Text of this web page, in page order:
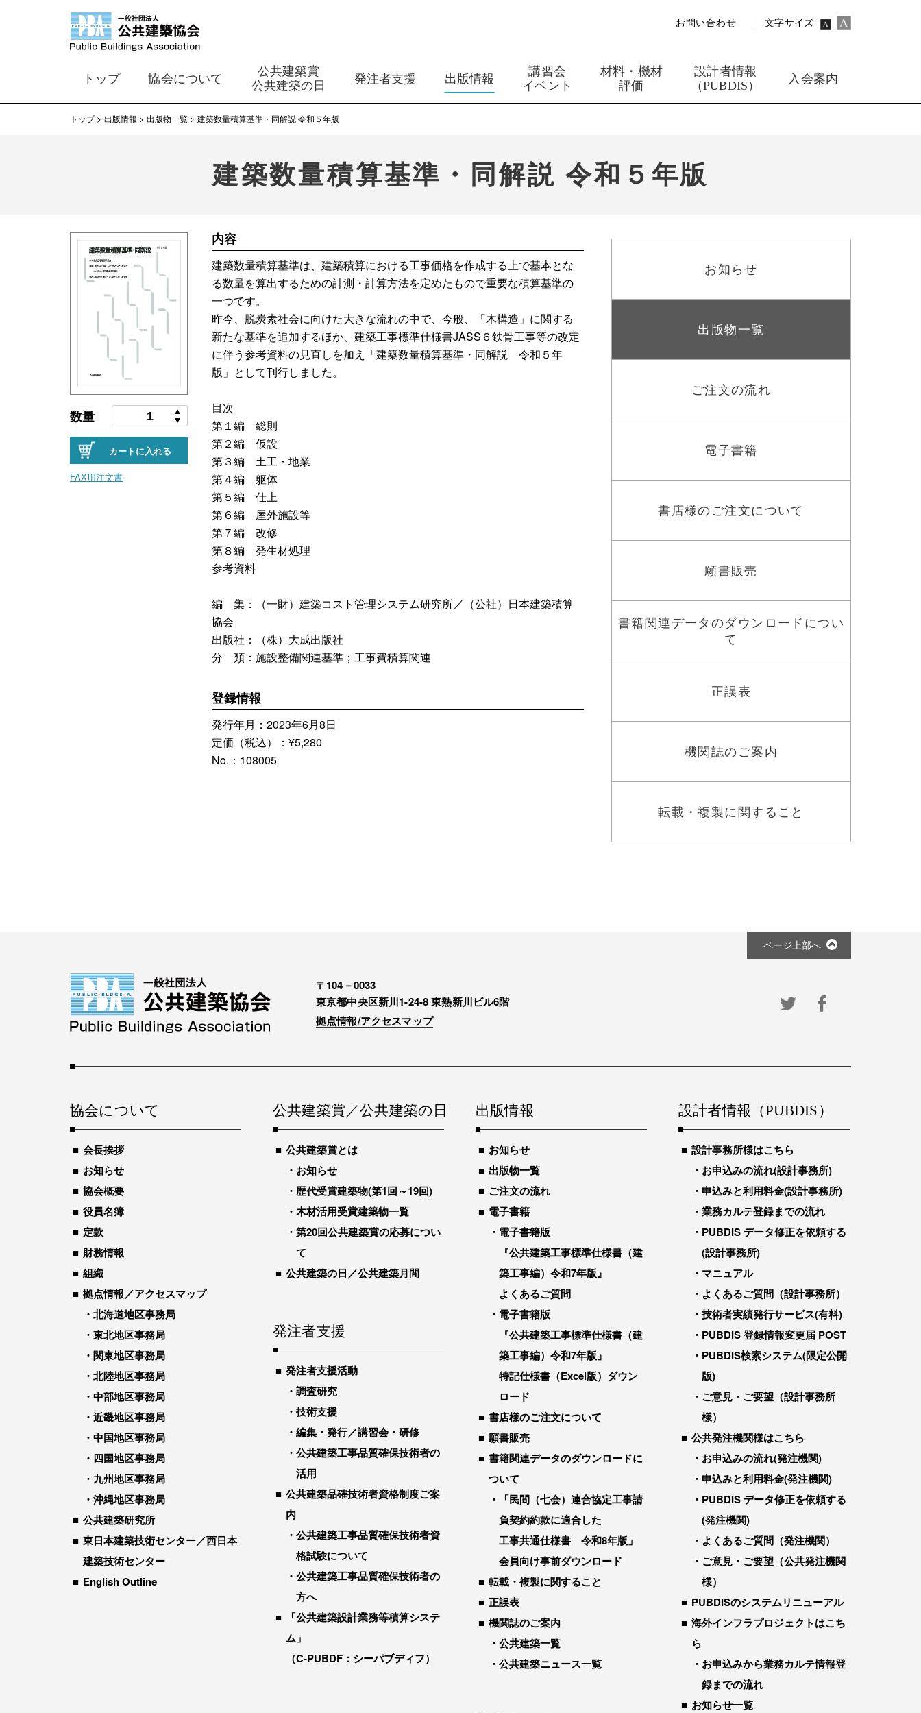
お問い合わせ 文字サイズ
トップ 協会について
公共建築賞
公共建築の日
発注者支援 出版情報
講習会
イベント
材料・機材
評価
設計者情報
（PUBDIS）
入会案内
トップ 出版情報 出版物一覧 建築数量積算基準・同解説 令和５年版
建築数量積算基準・同解説 令和５年版
数量
カートに入れる
FAX用注文書
内容
建築数量積算基準は、建築積算における工事価格を作成する上で基本とな
る数量を算出するための計測・計算方法を定めたもので重要な積算基準の
一つです。
昨今、脱炭素社会に向けた大きな流れの中で、今般、「木構造」に関する
新たな基準を追加するほか、建築工事標準仕様書JASS６鉄骨工事等の改定
に伴う参考資料の見直しを加え「建築数量積算基準・同解説 令和５年
版」として刊行しました。
目次
第１編 総則
第２編 仮設
第３編 土工・地業
第４編 躯体
第５編 仕上
第６編 屋外施設等
第７編 改修
第８編 発生材処理
参考資料
編 集：（一財）建築コスト管理システム研究所／（公社）日本建築積算
協会
出版社：（株）大成出版社
分 類：施設整備関連基準；工事費積算関連
登録情報
発行年月：2023年6月8日
定価（税込）：¥5,280
No.：108005
お知らせ
出版物一覧
ご注文の流れ
電子書籍
書店様のご注文について
願書販売
書籍関連データのダウンロードについ
て
正誤表
機関誌のご案内
転載・複製に関すること
ページ上部へ
〒104－0033
東京都中央区新川1-24-8 東熱新川ビル6階
拠点情報/アクセスマップ
協会について
会長挨拶
お知らせ
協会概要
役員名簿
定款
財務情報
組織
拠点情報／アクセスマップ
北海道地区事務局
東北地区事務局
関東地区事務局
北陸地区事務局
中部地区事務局
近畿地区事務局
中国地区事務局
四国地区事務局
九州地区事務局
沖縄地区事務局
公共建築研究所
東日本建築技術センター／西日本
建築技術センター
English Outline
公共建築賞／公共建築の日
公共建築賞とは
お知らせ
歴代受賞建築物(第1回～19回)
木材活用受賞建築物一覧
第20回公共建築賞の応募につい
て
公共建築の日／公共建築月間
発注者支援
発注者支援活動
調査研究
技術支援
編集・発行／講習会・研修
公共建築工事品質確保技術者の
活用
公共建築品確技術者資格制度ご案
内
公共建築工事品質確保技術者資
格試験について
公共建築工事品質確保技術者の
方へ
「公共建築設計業務等積算システ
ム」
（C-PUBDF：シーパブディフ）
出版情報
お知らせ
出版物一覧
ご注文の流れ
電子書籍
電子書籍版
『公共建築工事標準仕様書（建
築工事編）令和7年版』
よくあるご質問
電子書籍版
『公共建築工事標準仕様書（建
築工事編）令和7年版』
特記仕様書（Excel版）ダウン
ロード
書店様のご注文について
願書販売
書籍関連データのダウンロードに
ついて
「民間（七会）連合協定工事請
負契約約款に適合した
工事共通仕様書 令和8年版」
会員向け事前ダウンロード
転載・複製に関すること
正誤表
機関誌のご案内
公共建築一覧
公共建築ニュース一覧
設計者情報（PUBDIS）
設計事務所様はこちら
お申込みの流れ(設計事務所)
申込みと利用料金(設計事務所)
業務カルテ登録までの流れ
PUBDIS データ修正を依頼する
(設計事務所)
マニュアル
よくあるご質問（設計事務所）
技術者実績発行サービス(有料)
PUBDIS 登録情報変更届 POST
PUBDIS検索システム(限定公開
版)
ご意見・ご要望（設計事務所
様）
公共発注機関様はこちら
お申込みの流れ(発注機関)
申込みと利用料金(発注機関)
PUBDIS データ修正を依頼する
(発注機関)
よくあるご質問（発注機関）
ご意見・ご要望（公共発注機関
様）
PUBDISのシステムリニューアル
海外インフラプロジェクトはこち
ら
お申込みから業務カルテ情報登
録までの流れ
お知らせ一覧